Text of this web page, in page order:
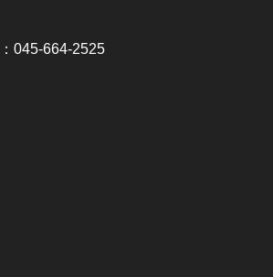
045-664-2525